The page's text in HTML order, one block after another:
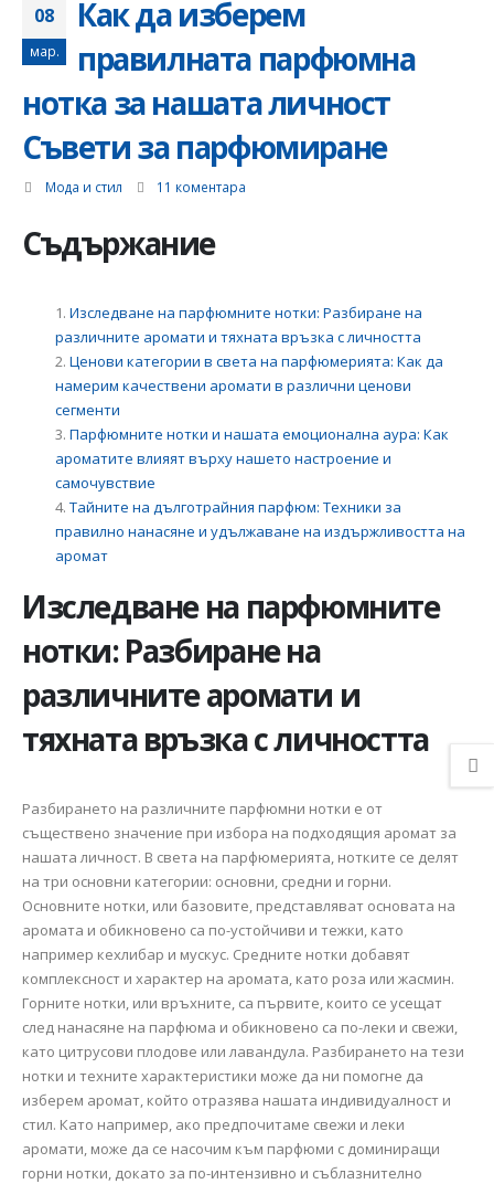
08
мар.
Как да изберем
правилната парфюмна
нотка за нашата личност
Съвети за парфюмиране
Мода и стил 11 коментара
Съдържание
Изследване на парфюмните нотки: Разбиране на
различните аромати и тяхната връзка с личността
Ценови категории в света на парфюмерията: Как да
намерим качествени аромати в различни ценови
сегменти
Парфюмните нотки и нашата емоционална аура: Как
ароматите влияят върху нашето настроение и
самочувствие
Тайните на дълготрайния парфюм: Техники за
правилно нанасяне и удължаване на издържливостта на
аромат
Изследване на парфюмните
нотки: Разбиране на
различните аромати и
тяхната връзка с личността
Разбирането на различните парфюмни нотки е от
съществено значение при избора на подходящия аромат за
нашата личност. В света на парфюмерията, нотките се делят
на три основни категории: основни, средни и горни.
Основните нотки, или базовите, представляват основата на
аромата и обикновено са по-устойчиви и тежки, като
например кехлибар и мускус. Средните нотки добавят
комплексност и характер на аромата, като роза или жасмин.
Горните нотки, или връхните, са първите, които се усещат
след нанасяне на парфюма и обикновено са по-леки и свежи,
като цитрусови плодове или лавандула. Разбирането на тези
нотки и техните характеристики може да ни помогне да
изберем аромат, който отразява нашата индивидуалност и
стил. Като например, ако предпочитаме свежи и леки
аромати, може да се насочим към парфюми с доминиращи
горни нотки, докато за по-интензивно и съблазнително
Как да изберем